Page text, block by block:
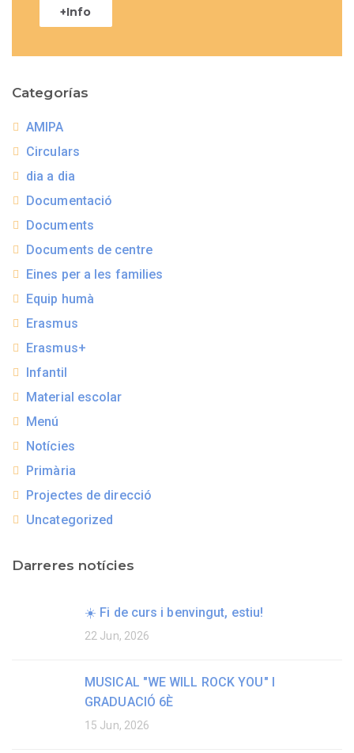
+Info
Categorías
AMIPA
Circulars
dia a dia
Documentació
Documents
Documents de centre
Eines per a les families
Equip humà
Erasmus
Erasmus+
Infantil
Material escolar
Menú
Notícies
Primària
Projectes de direcció
Uncategorized
Darreres notícies
☀️ Fi de curs i benvingut, estiu!
22 Jun, 2026
MUSICAL "WE WILL ROCK YOU" I
GRADUACIÓ 6È
15 Jun, 2026